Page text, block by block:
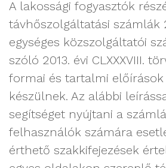
A lakossági fogyasztók
távhőszolgáltatási számlák
egységes közszolgáltatói
szóló 2013. évi CLXXXVIII.
formai és tartalmi előírások
készülnek. Az alábbi
segítséget nyújtani a
felhasználók számára
érthető szakkifejezések